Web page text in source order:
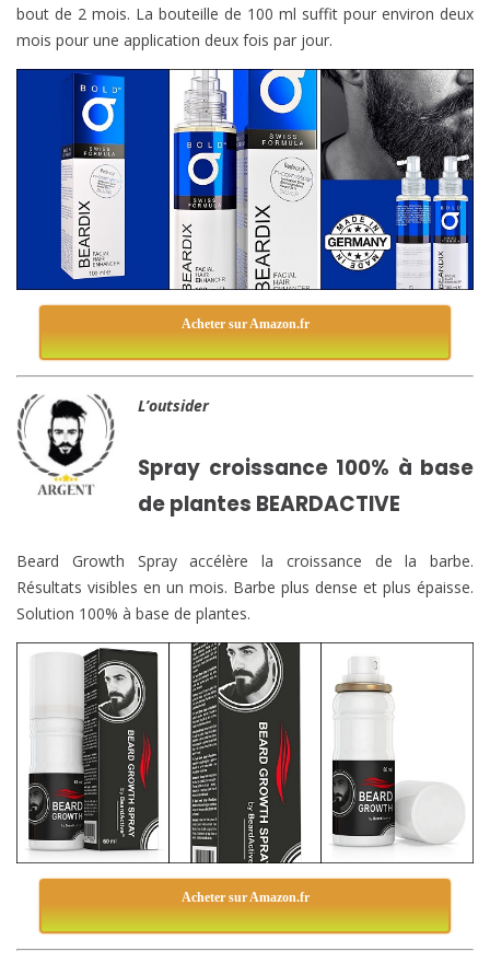
bout de 2 mois. La bouteille de 100 ml suffit pour environ deux
mois pour une application deux fois par jour.
Acheter sur Amazon.fr
L’outsider
Spray croissance 100% à base
de plantes BEARDACTIVE
Beard Growth Spray accélère la croissance de la barbe.
Résultats visibles en un mois. Barbe plus dense et plus épaisse.
Solution 100% à base de plantes.
Acheter sur Amazon.fr